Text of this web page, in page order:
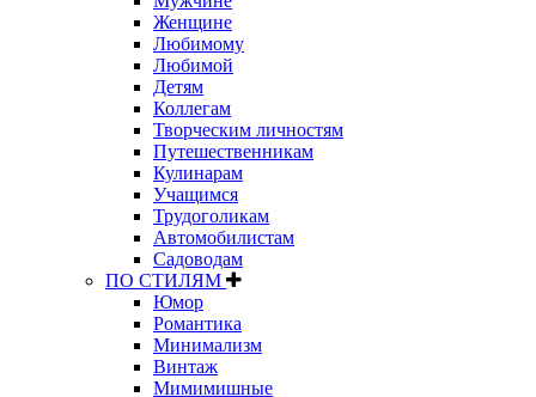
Женщине
Любимому
Любимой
Детям
Коллегам
Творческим личностям
Путешественникам
Кулинарам
Учащимся
Трудоголикам
Автомобилистам
Садоводам
ПО СТИЛЯМ
Юмор
Романтика
Минимализм
Винтаж
Мимимишные